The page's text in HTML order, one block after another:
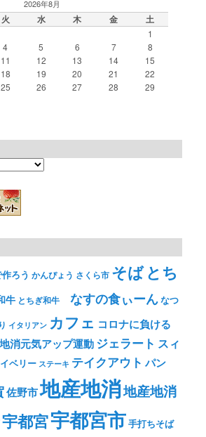
2026年8月
火 水 木 金 土
1
4 5 6 7
8
11 12 13 14
15
18 19 20 21
22
25 26 27 28
29
ろう かんぴょう さくら市 そばとち
牛 とちぎ和牛 なすの食ぃーんなつ
イタリアン カフェ コロナに負ける
消元気アップ運動ジェラート スィ
ベリー ステーキ テイクアウト パン
佐野市地産地消地産地消
宇都宮宇都宮市手打ちそば